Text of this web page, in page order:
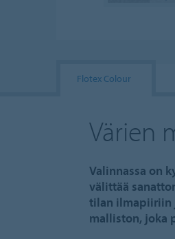
Flotex Colour
Värien
Valinnassa on
välittää
tilan ilmapiiriin
malliston, joka